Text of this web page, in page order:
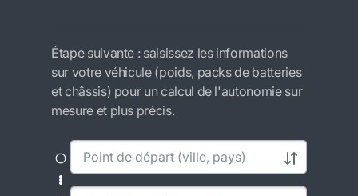
Étape suivante : saisissez les informations
sur votre véhicule (poids, packs de batteries
et châssis) pour un calcul de l'autonomie sur
mesure et plus précis.